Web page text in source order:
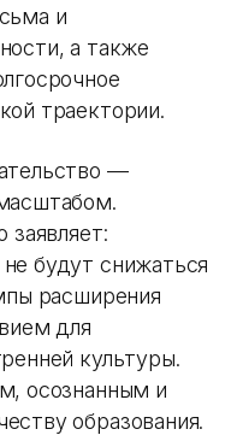
и
а также
траектории.
—
будут снижаться
расширения
для
культуры.
осознанным и
образования.